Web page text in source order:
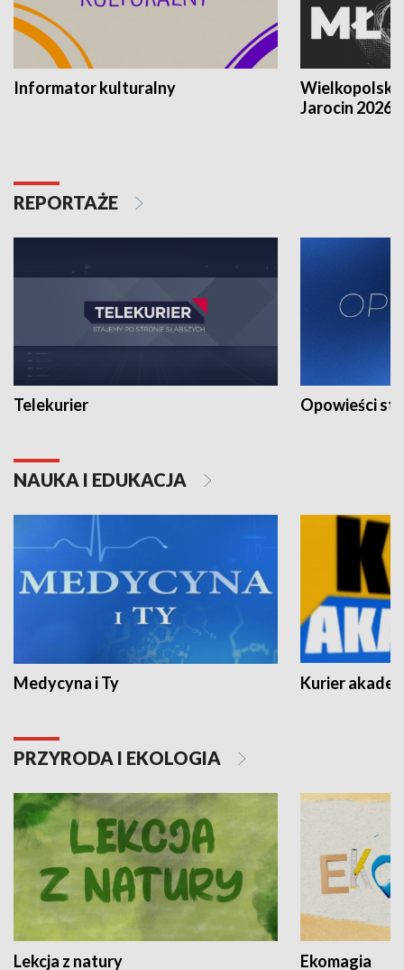
Informator kulturalny
Jarocin 2026
REPORTAŻE
Telekurier Opowieści
NAUKA I EDUKACJA
Medycyna i Ty Kurier
PRZYRODA I EKOLOGIA
Lekcja z natury Ekomagia